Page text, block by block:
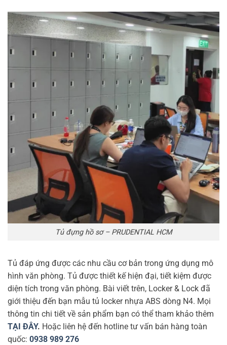
Tủ đựng hồ sơ – PRUDENTIAL HCM
Tủ đáp ứng được các nhu cầu cơ bản trong ứng dụng mô
hình văn phòng. Tủ được thiết kế hiện đại, tiết kiệm được
diện tích trong văn phòng. Bài viết trên, Locker & Lock đã
giới thiệu đến bạn mẫu tủ locker nhựa ABS dòng N4. Mọi
thông tin chi tiết về sản phẩm bạn có thể tham khảo thêm
TẠI ĐÂY. Hoặc liên hệ đến hotline tư vấn bán hàng toàn
quốc: 0938 989 276